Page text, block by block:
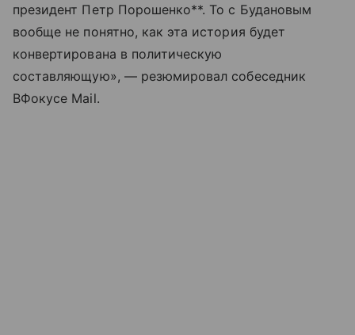
президент Петр Порошенко**. То с Будановым
вообще не понятно, как эта история будет
конвертирована в политическую
составляющую», — резюмировал собеседник
ВФокусе Mail.